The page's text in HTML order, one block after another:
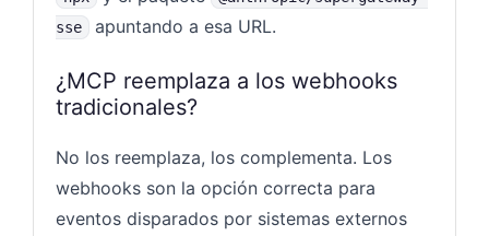
sse
apuntando a esa URL.
¿MCP reemplaza a los webhooks
tradicionales?
No los reemplaza, los complementa. Los
webhooks son la opción correcta para
eventos disparados por sistemas externos